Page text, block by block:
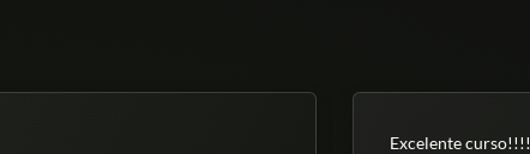
Excelente curso!!!!